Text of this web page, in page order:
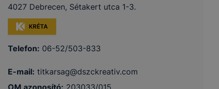
4027 Debrecen, Sétakert utca 1-3.
KRÉTA
Telefon: 06-52/503-833
E-mail: titkarsag@dszckreativ.com
OM azonosító: 203033/015